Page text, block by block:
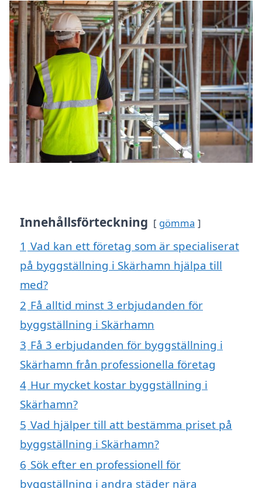
Innehållsförteckning gömma
1 Vad kan ett företag som är specialiserat
på byggställning i Skärhamn hjälpa till
med?
2 Få alltid minst 3 erbjudanden för
byggställning i Skärhamn
3 Få 3 erbjudanden för byggställning i
Skärhamn från professionella företag
4 Hur mycket kostar byggställning i
Skärhamn?
5 Vad hjälper till att bestämma priset på
byggställning i Skärhamn?
6 Sök efter en professionell för
byggställning i andra städer nära